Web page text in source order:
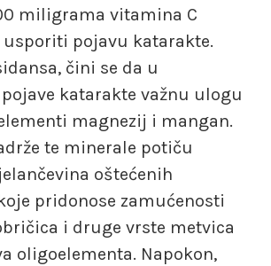
miligrama vitamina C
usporiti pojavu katarakte.
čini se da u
katarakte važnu ulogu
magnezij i mangan.
te minerale potiču
oštećenih
pridonose zamućenosti
i druge vrste metvica
oligoelementa. Napokon,